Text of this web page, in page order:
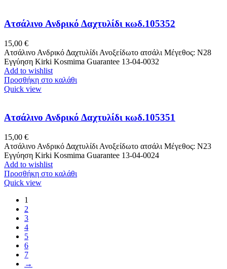
Ατσάλινο Ανδρικό Δαχτυλίδι κωδ.105352
15,00 €
Ατσάλινο Ανδρικό Δαχτυλίδι Ανοξείδωτο ατσάλι Μέγεθος: Ν28
Εγγύηση Kirki Kosmima Guarantee 13-04-0032
Add to wishlist
Προσθήκη στο καλάθι
Quick view
Ατσάλινο Ανδρικό Δαχτυλίδι κωδ.105351
15,00 €
Ατσάλινο Ανδρικό Δαχτυλίδι Ανοξείδωτο ατσάλι Μέγεθος: Ν23
Εγγύηση Kirki Kosmima Guarantee 13-04-0024
Add to wishlist
Προσθήκη στο καλάθι
Quick view
1
2
3
4
5
6
7
→